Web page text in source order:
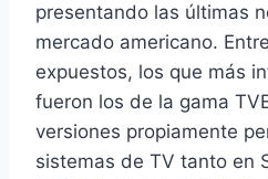
presentando las últimas
mercado americano.
expuestos, los que más
fueron los de la gama
versiones propiamente
sistemas de TV tanto en